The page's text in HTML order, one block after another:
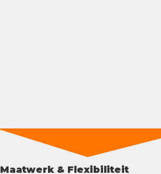
Maatwerk & Flexibiliteit